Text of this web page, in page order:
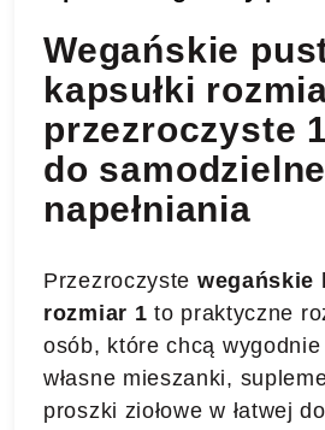
Wegańskie
kapsułki
przezroczyste
do
napełniania
Przezroczyste wegańskie
rozmiar 1 to praktyczne
osób, które chcą
własne mieszanki,
proszki ziołowe w łatwej